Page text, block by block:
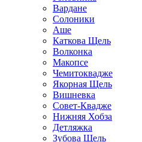
Вардане
Солоники
Аше
Каткова Щель
Волконка
Макопсе
Чемитоквадже
Якорная Щель
Вишневка
Совет-Квадже
Нижняя Хобза
Детляжка
Зубова Щель